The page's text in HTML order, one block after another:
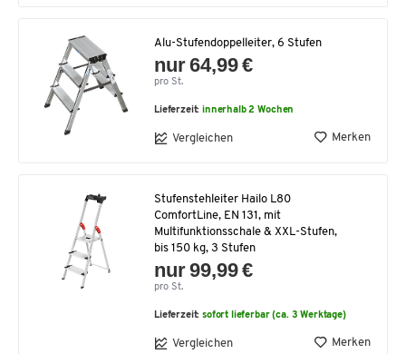
Alu-Stufendoppelleiter, 6 Stufen
nur 64,99 €
pro St.
Lieferzeit:innerhalb 2 Wochen
Vergleichen Merken
Stufenstehleiter Hailo L80
ComfortLine, EN 131, mit
Multifunktionsschale & XXL-Stufen,
bis 150 kg, 3 Stufen
nur 99,99 €
pro St.
Lieferzeit:sofort lieferbar (ca. 3 Werktage)
Vergleichen Merken